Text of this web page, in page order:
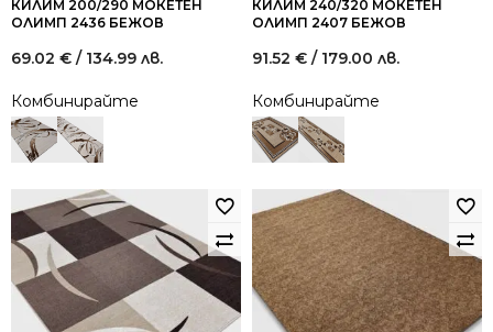
КИЛИМ 200/290 МОКЕТЕН
ОЛИМП 2436 БЕЖОВ
69.02 € / 134.99 лв.
Комбинирайте
КИЛИМ 240/320 МОКЕТЕН
ОЛИМП 2407 БЕЖОВ
91.52 € / 179.00 лв.
Комбинирайте